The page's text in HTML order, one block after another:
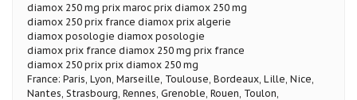
diamox 250 mg prix maroc prix diamox 250 mg
diamox 250 prix france diamox prix algerie
diamox posologie diamox posologie
diamox prix france diamox 250 mg prix france
diamox 250 prix prix diamox 250 mg
France: Paris, Lyon, Marseille, Toulouse, Bordeaux, Lille, Nice,
Nantes, Strasbourg, Rennes, Grenoble, Rouen, Toulon,